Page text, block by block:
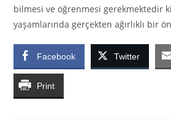
bilmesi ve öğrenmesi gerekmektedir
yaşamlarında gerçekten ağırlıklı bir
Facebook Twitter
Print